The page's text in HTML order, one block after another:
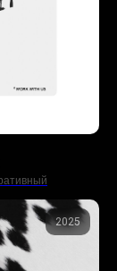
2025